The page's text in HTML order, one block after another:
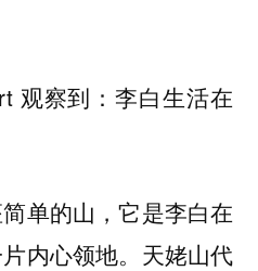
观察到：李白生活在
单的山，它是李白在
内心领地。天姥山代